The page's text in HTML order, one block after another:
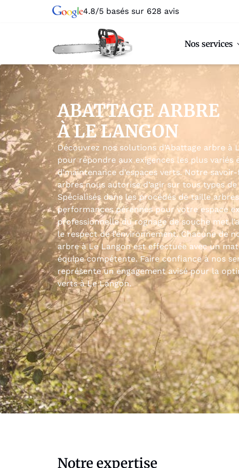
4.8/5 basés sur 628 avis
Nos services
ABATTAGE ARBRE
À LE LANGON
Découvrez nos solutions d’Abattage arbre à
pour répondre aux exigences les plus variés
d’maintenance d’espaces verts. Notre
arbres nous autorise d’agir sur tous types
Spécialisés dans les procédés de taille
performances pérennes pour votre espace
professionnelle du rognage de souche met
le respect de l’environnement. Chacune de
arbre à Le Langon est effectuée avec un
équipe compétente. Faire confiance à nos
représente un engagement avisé pour la
verts à Le Langon.
Notre expertise